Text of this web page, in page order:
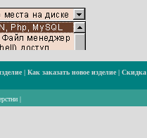
| Как заказать новое изделие | Скидка
|